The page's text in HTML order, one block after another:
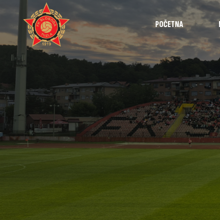
POČETNA
Utakmice
Intervjui
Highlights
Izvještaji